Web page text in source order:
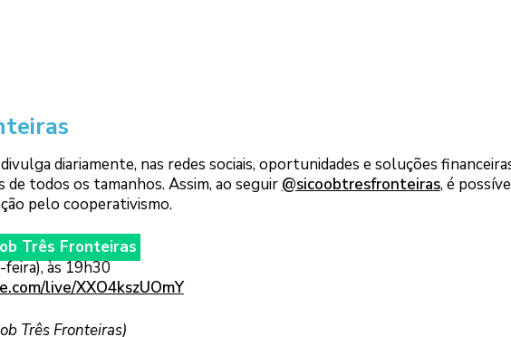
diariamente, nas redes sociais, oportunidades e soluções
de todos os tamanhos. Assim, ao seguir @sicoobtresfronteiras, é
pelo cooperativismo.
Três Fronteiras
às 19h30
live/XXO4kszUOmY
Três Fronteiras)